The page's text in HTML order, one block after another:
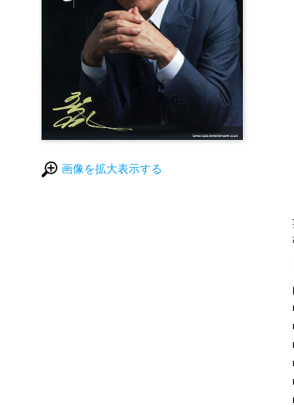
画像を拡大表示する